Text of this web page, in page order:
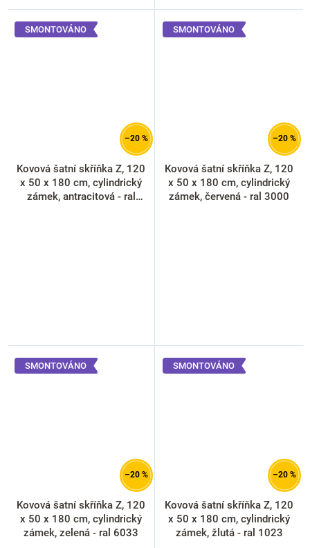
SMONTOVÁNO
–20 %
Kovová šatní skříňka Z, 120
x 50 x 180 cm, cylindrický
zámek, antracitová - ral
SMONTOVÁNO
–20 %
Kovová šatní skříňka Z, 120
x 50 x 180 cm, cylindrický
zámek, červená - ral 3000
SMONTOVÁNO
–20 %
Kovová šatní skříňka Z, 120
x 50 x 180 cm, cylindrický
zámek, zelená - ral 6033
SMONTOVÁNO
–20 %
Kovová šatní skříňka Z, 120
x 50 x 180 cm, cylindrický
zámek, žlutá - ral 1023